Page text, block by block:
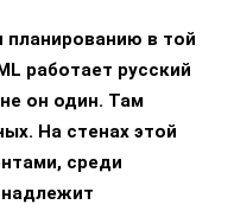
в той
работает русский
он один. Там
На стенах этой
среди